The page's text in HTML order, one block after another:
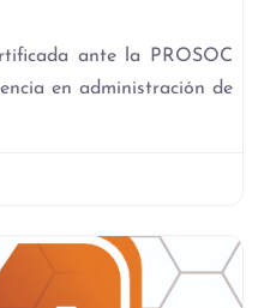
ante la PROSOC
en administración de